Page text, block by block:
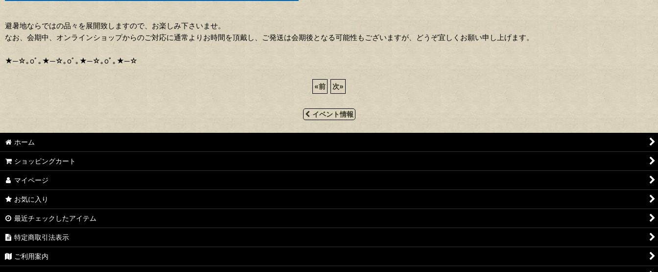
避暑地ならではの品々を展開致しますので、お楽しみ下さいませ。
なお、会期中、オンラインショップからのご対応に通常よりお時間を頂戴し、ご発送は会期後となる可能性もございますが、どうぞ宜しくお願い申し上げます。
★─☆｡oﾟ｡★─☆｡oﾟ｡★─☆｡oﾟ｡★─☆
«前 次»
イベント情報
ホーム
ショッピングカート
マイページ
お気に入り
最近チェックしたアイテム
特定商取引法表示
ご利用案内